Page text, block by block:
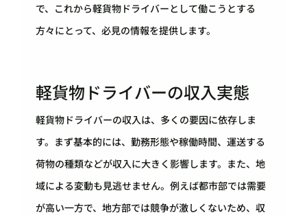
で、これから軽貨物ドライバーとして働こうとする
方々にとって、必見の情報を提供します。
軽貨物ドライバーの収入実態
軽貨物ドライバーの収入は、多くの要因に依存しま
す。まず基本的には、勤務形態や稼働時間、運送する
荷物の種類などが収入に大きく影響します。また、地
域による変動も見逃せません。例えば都市部では需要
が高い一方で、地方部では競争が激しくないため、収